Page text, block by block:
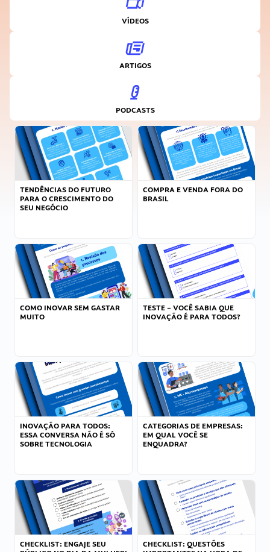
VÍDEOS
ARTIGOS
PODCASTS
TENDÊNCIAS DO FUTURO
PARA O CRESCIMENTO DO
SEU NEGÓCIO
COMPRA E VENDA FORA DO
BRASIL
COMO INOVAR SEM GASTAR
MUITO
TESTE – VOCÊ SABIA QUE
INOVAÇÃO É PARA TODOS?
INOVAÇÃO PARA TODOS:
ESSA CONVERSA NÃO É SÓ
SOBRE TECNOLOGIA
CATEGORIAS DE EMPRESAS:
EM QUAL VOCÊ SE
ENQUADRA?
CHECKLIST: ENGAJE SEU
CHECKLIST: QUESTÕES